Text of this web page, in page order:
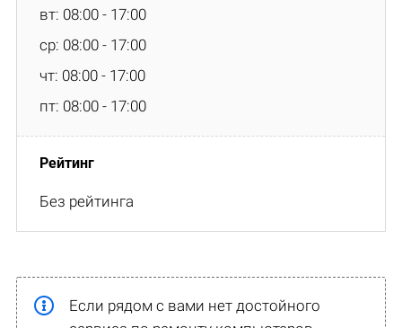
вт: 08:00 - 17:00
ср: 08:00 - 17:00
чт: 08:00 - 17:00
пт: 08:00 - 17:00
Без рейтинга
Если рядом с вами нет достойного